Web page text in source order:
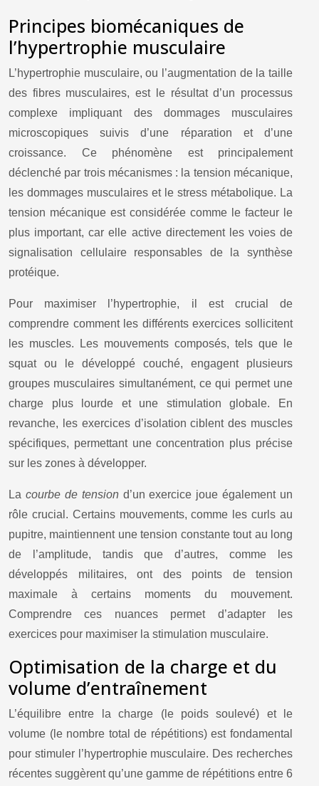
Principes biomécaniques de
l’hypertrophie musculaire
L’hypertrophie musculaire, ou l’augmentation de la taille
des fibres musculaires, est le résultat d’un processus
complexe impliquant des dommages musculaires
microscopiques suivis d’une réparation et d’une
croissance. Ce phénomène est principalement
déclenché par trois mécanismes : la tension mécanique,
les dommages musculaires et le stress métabolique. La
tension mécanique est considérée comme le facteur le
plus important, car elle active directement les voies de
signalisation cellulaire responsables de la synthèse
protéique.
Pour maximiser l’hypertrophie, il est crucial de
comprendre comment les différents exercices sollicitent
les muscles. Les mouvements composés, tels que le
squat ou le développé couché, engagent plusieurs
groupes musculaires simultanément, ce qui permet une
charge plus lourde et une stimulation globale. En
revanche, les exercices d’isolation ciblent des muscles
spécifiques, permettant une concentration plus précise
sur les zones à développer.
La courbe de tension d’un exercice joue également un
rôle crucial. Certains mouvements, comme les curls au
pupitre, maintiennent une tension constante tout au long
de l’amplitude, tandis que d’autres, comme les
développés militaires, ont des points de tension
maximale à certains moments du mouvement.
Comprendre ces nuances permet d’adapter les
exercices pour maximiser la stimulation musculaire.
Optimisation de la charge et du
volume d’entraînement
L’équilibre entre la charge (le poids soulevé) et le
volume (le nombre total de répétitions) est fondamental
pour stimuler l’hypertrophie musculaire. Des recherches
récentes suggèrent qu’une gamme de répétitions entre 6